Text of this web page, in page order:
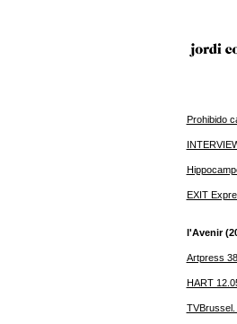
Prohibido
EXIT
l'Avenir
Artpress
HART